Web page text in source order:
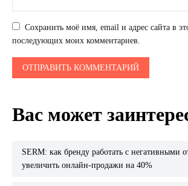
Сохранить моё имя, email и адрес сайта в
последующих моих комментариев.
Вас может
SERM: как бренду работать с негативными отзывами и
увеличить онлайн-продажи на 40%